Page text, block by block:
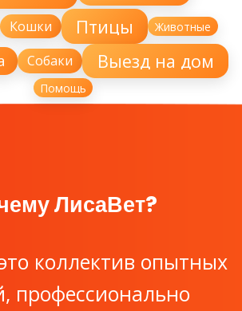
Кошки Птицы Животные
Собаки Выезд на дом
Помощь
ЛисаВет?
коллектив опытных
профессионально